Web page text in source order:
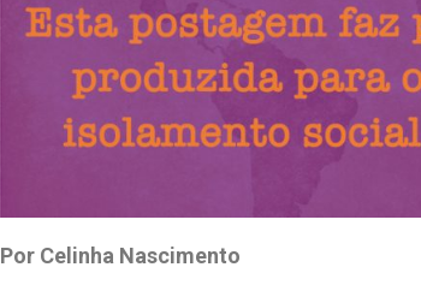
Por Celinha Nascimento